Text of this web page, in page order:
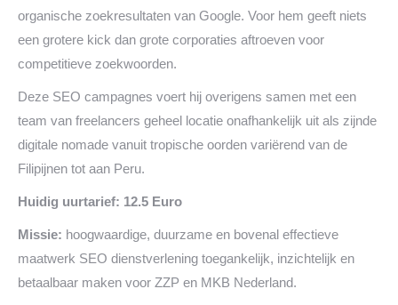
organische zoekresultaten van Google. Voor hem geeft niets
een grotere kick dan grote corporaties aftroeven voor
competitieve zoekwoorden.
Deze SEO campagnes voert hij overigens samen met een
team van freelancers geheel locatie onafhankelijk uit als zijnde
digitale nomade vanuit tropische oorden variërend van de
Filipijnen tot aan Peru.
Huidig uurtarief: 12.5 Euro
Missie: hoogwaardige, duurzame en bovenal effectieve
maatwerk SEO dienstverlening toegankelijk, inzichtelijk en
betaalbaar maken voor ZZP en MKB Nederland.